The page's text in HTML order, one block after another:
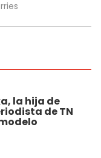
la hija de
de TN